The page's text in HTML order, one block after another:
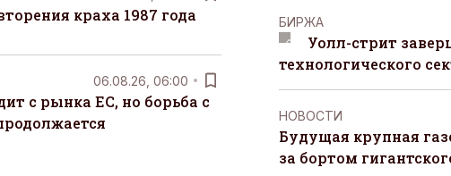
краха 1987 года
06.08.26, 06:00
с рынка ЕС, но борьба с
БИРЖА
Уолл-стрит
технологического
НОВОСТИ
Будущая крупная
за бортом